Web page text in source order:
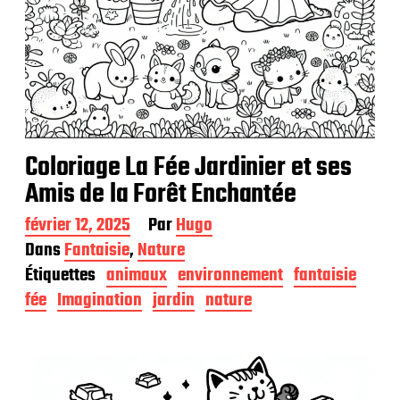
Coloriage La Fée Jardinier et ses
Amis de la Forêt Enchantée
D
a
t
e
d
e
février 12, 2025 ParHugo
DansFantaisie,Nature
Étiquettes animaux environnement fantaisie
fée Imagination jardin nature